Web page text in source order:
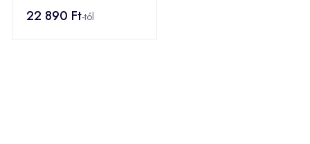
22 890 Ft-tól